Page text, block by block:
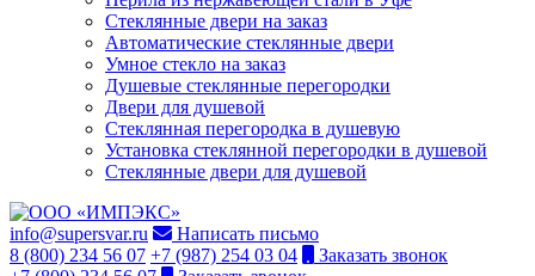
Стеклянные двери на заказ
Автоматические стеклянные двери
Умное стекло на заказ
Душевые стеклянные перегородки
Двери для душевой
Стеклянная перегородка в душевую
Установка стеклянной перегородки в душевой
Стеклянные двери для душевой
info@supersvar.ru
Написать письмо
8 (800) 234 56 07 +7 (987) 254 03 04
Заказать звонок